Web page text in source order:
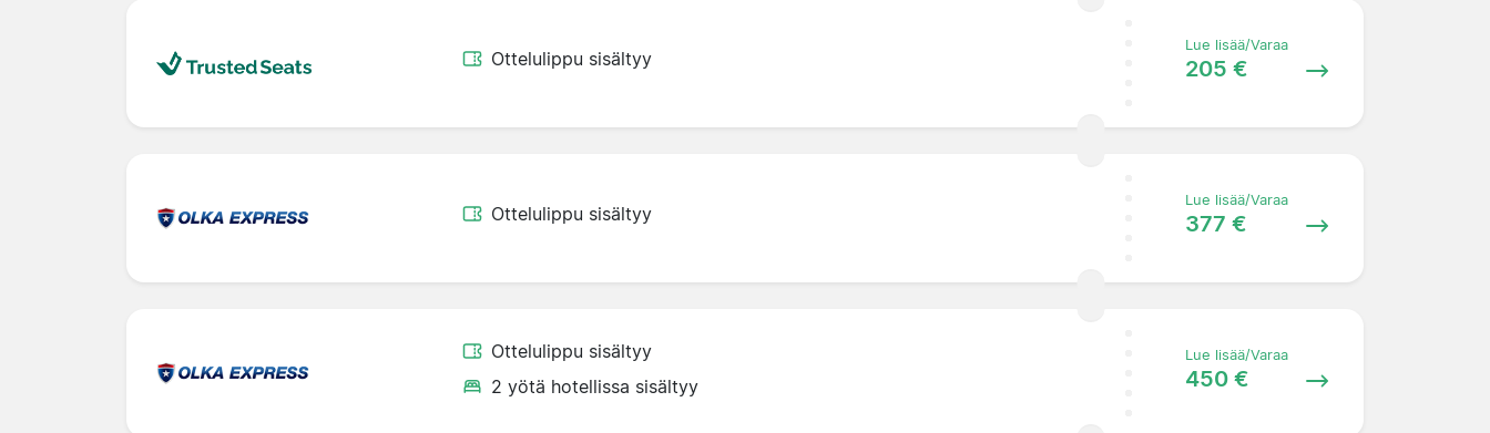
Ottelulippu sisältyy
Lue lisää/Varaa
205 €
Ottelulippu sisältyy
Lue lisää/Varaa
377 €
Ottelulippu sisältyy
2 yötä hotellissa sisältyy
Lue lisää/Varaa
450 €